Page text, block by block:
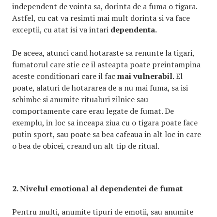
independent de vointa sa, dorinta de a fuma o tigara.
Astfel, cu cat va resimti mai mult dorinta si va face
exceptii, cu atat isi va intari dependenta.
De aceea, atunci cand hotaraste sa renunte la tigari,
fumatorul care stie ce il asteapta poate preintampina
aceste conditionari care il fac mai vulnerabil. El
poate, alaturi de hotararea de a nu mai fuma, sa isi
schimbe si anumite ritualuri zilnice sau
comportamente care erau legate de fumat. De
exemplu, in loc sa inceapa ziua cu o tigara poate face
putin sport, sau poate sa bea cafeaua in alt loc in care
o bea de obicei, creand un alt tip de ritual.
2. Nivelul emotional al dependentei de fumat
Pentru multi, anumite tipuri de emotii, sau anumite